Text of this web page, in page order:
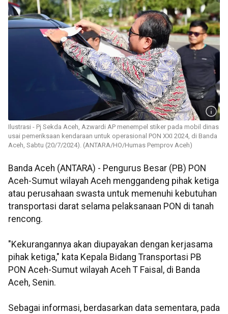
Ilustrasi - Pj Sekda Aceh, Azwardi AP menempel stiker pada mobil dinas
usai pemeriksaan kendaraan untuk operasional PON XXI 2024, di Banda
Aceh, Sabtu (20/7/2024). (ANTARA/HO/Humas Pemprov Aceh)
Banda Aceh (ANTARA) - Pengurus Besar (PB) PON
Aceh-Sumut wilayah Aceh menggandeng pihak ketiga
atau perusahaan swasta untuk memenuhi kebutuhan
transportasi darat selama pelaksanaan PON di tanah
rencong.
"Kekurangannya akan diupayakan dengan kerjasama
pihak ketiga," kata Kepala Bidang Transportasi PB
PON Aceh-Sumut wilayah Aceh T Faisal, di Banda
Aceh, Senin.
Sebagai informasi, berdasarkan data sementara, pada